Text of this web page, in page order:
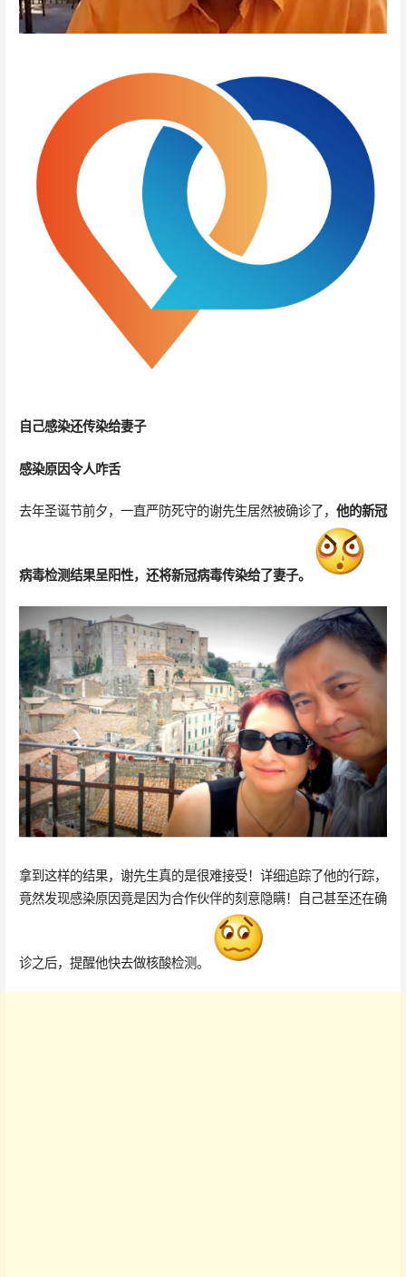
自己感染还传染给妻子
感染原因令人咋舌
去年圣诞节前夕，一直严防死守的谢先生居然被确诊了， 他的新冠
病毒检测结果呈阳性，还将新冠病毒传染给了妻子。
拿到这样的结果，谢先生真的是很难接受！详细追踪了他的行踪，
竟然发现感染原因竟是因为合作伙伴的刻意隐瞒！自己甚至还在确
诊之后，提醒他快去做核酸检测。